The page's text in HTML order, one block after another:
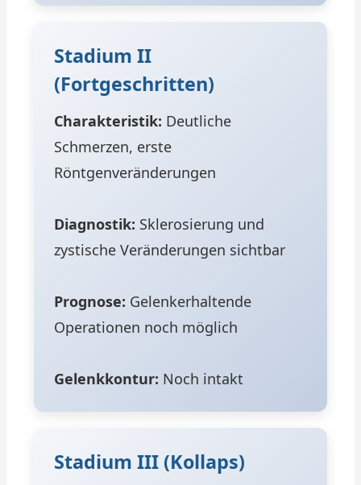
Stadium II
(Fortgeschritten)
Charakteristik: Deutliche
Schmerzen, erste
Röntgenveränderungen
Diagnostik: Sklerosierung und
zystische Veränderungen sichtbar
Prognose: Gelenkerhaltende
Operationen noch möglich
Gelenkkontur: Noch intakt
Stadium III (Kollaps)